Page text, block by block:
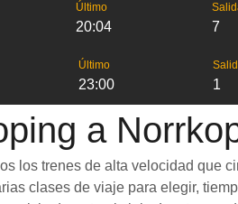
Último
20:04 7
Último
23:00 1
a
los trenes de alta velocidad que
clases de viaje para elegir,